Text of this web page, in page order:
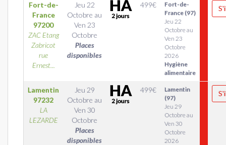
Fort-de-
France
97200
ZAC Etang
Zabricot
rue
Ernest...
Jeu 22
Octobre au
Ven 23
Octobre
Places
disponibles
499€
Fort-de-
France (97)
Jeu 22
Octobre au
Ven 23
Octobre
2026
Hygiène
alimentaire
Lamentin
97232
LA
LEZARDE
Jeu 29
Octobre au
Ven 30
Octobre
Places
disponibles
499€
Lamentin
(97)
Jeu 29
Octobre au
Ven 30
Octobre
2026